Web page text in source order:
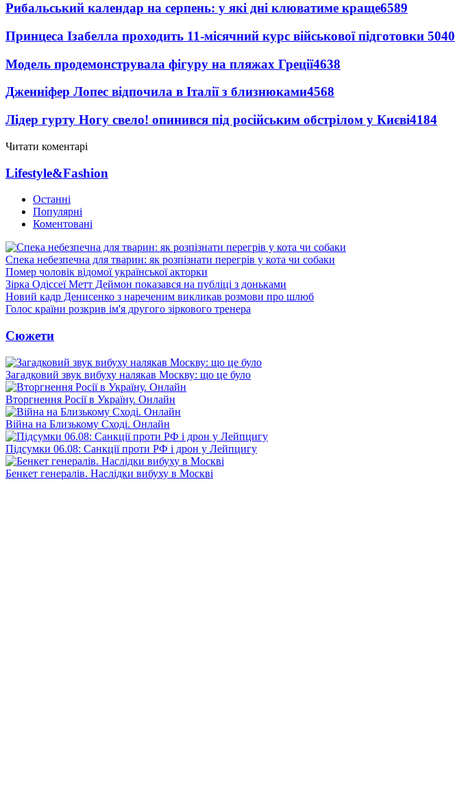
Рибальський календар на серпень: у які дні клюватиме краще6589
Принцеса Ізабелла проходить 11-місячний курс військової підготовки 5040
Модель продемонструвала фігуру на пляжах Греції4638
Дженніфер Лопес відпочила в Італії з близнюками4568
Лідер гурту Ногу свело! опинився під російським обстрілом у Києві4184
Читати коментарі
Lifestyle&Fashion
Останні
Популярні
Коментовані
Спека небезпечна для тварин: як розпізнати перегрів у кота чи собаки
Помер чоловік відомої української акторки
Зірка Одіссеї Метт Деймон показався на публіці з доньками
Новий кадр Денисенко з нареченим викликав розмови про шлюб
Голос країни розкрив ім'я другого зіркового тренера
Сюжети
Загадковий звук вибуху налякав Москву: що це було
Вторгнення Росії в Україну. Онлайн
Війна на Близькому Сході. Онлайн
Підсумки 06.08: Санкції проти РФ і дрон у Лейпцигу
Бенкет генералів. Наслідки вибуху в Москві